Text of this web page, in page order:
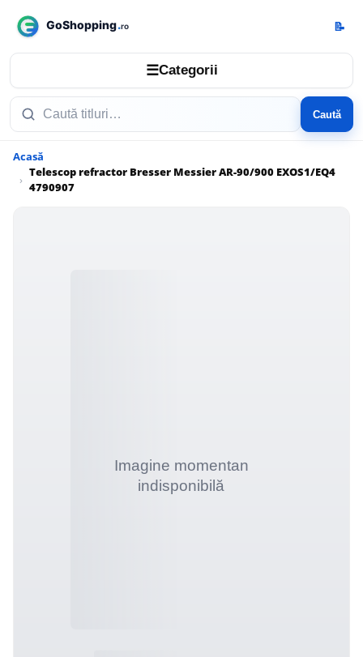
☰Categorii
Caută
📝
Acasă
Telescop refractor Bresser Messier AR-90/900 EXOS1/EQ4
4790907